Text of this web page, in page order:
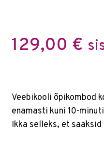
129,00 €
Veebikooli õpikombod
enamasti kuni 10-
Ikka selleks, et